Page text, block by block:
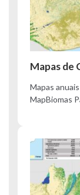
Mapas de
Mapas
MapBiomas